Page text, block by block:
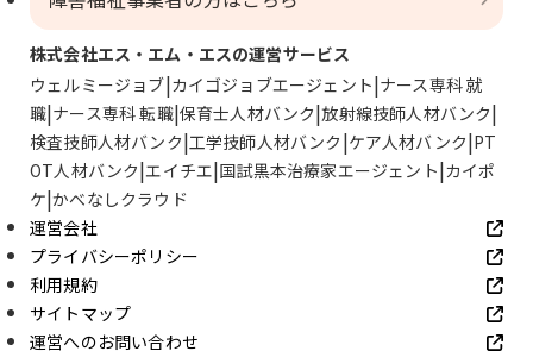
株式会社エス・エム・エスの運営サービス
ウェルミージョブ カイゴジョブエージェント ナース専科 就
職 ナース専科 転職 保育士人材バンク 放射線技師人材バンク
検査技師人材バンク 工学技師人材バンク ケア人材バンク PT
OT人材バンク エイチエ 国試黒本治療家エージェント カイポ
ケ かべなしクラウド
運営会社
プライバシーポリシー
利用規約
サイトマップ
運営へのお問い合わせ